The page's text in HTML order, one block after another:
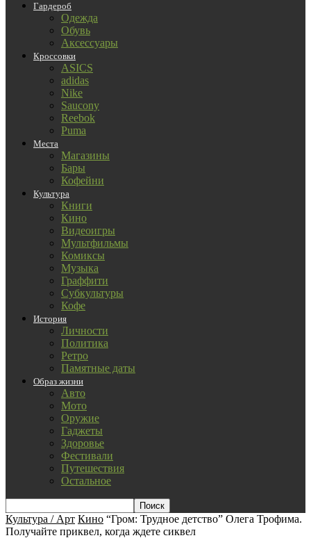
Гардероб
Одежда
Обувь
Аксессуары
Кроссовки
ASICS
adidas
Nike
Saucony
Reebok
Puma
Места
Магазины
Бары
Кофейни
Культура
Книги
Кино
Видеоигры
Мультфильмы
Комиксы
Музыка
Граффити
Субкультуры
Кофе
История
Личности
Политика
Ретро
Памятные даты
Образ жизни
Авто
Мото
Оружие
Гаджеты
Здоровье
Фестивали
Путешествия
Остальное
Культура / Арт Кино “Гром: Трудное детство” Олега Трофима.
Получайте приквел, когда ждете сиквел